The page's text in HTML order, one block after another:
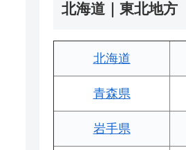
北海道｜東北地方
北海道
青森県
岩手県